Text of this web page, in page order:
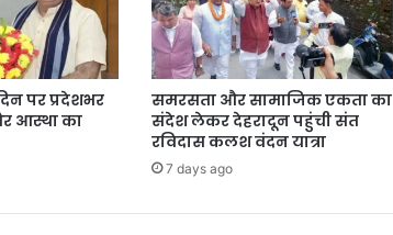
र्गा
पा
ल
,
ज
न्म
र
पर प्रदेशभर
आस्था का
समरसता और सामाजिक एकता का
संदेश लेकर देहरादून पहुंची संत
रविदास कलश वंदन यात्रा
7 days ago